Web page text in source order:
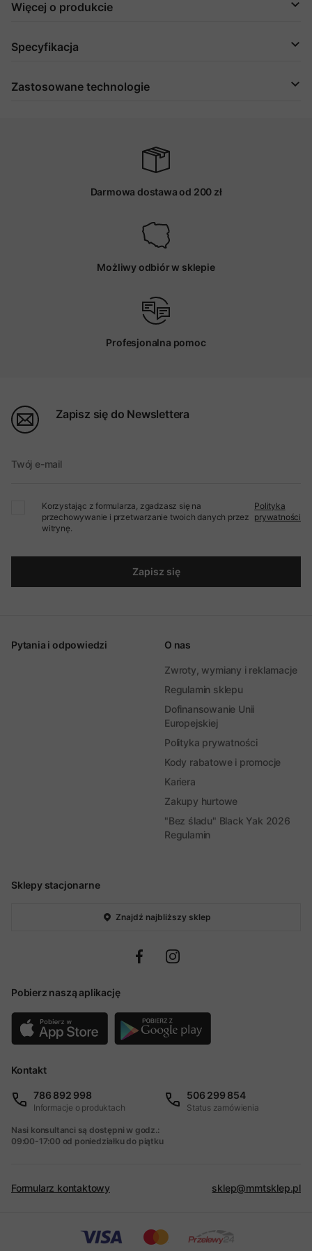
Więcej o produkcie
Specyfikacja
Zastosowane technologie
Darmowa dostawa od 200 zł
Możliwy odbiór w sklepie
Profesjonalna pomoc
Zapisz się do Newslettera
Twój e-mail
Korzystając z formularza, zgadzasz się na
przechowywanie i przetwarzanie twoich danych przez
witrynę.
Polityka
prywatności
Zapisz się
Sklepy stacjonarne
Znajdź najbliższy sklep
Pobierz naszą aplikację
Pytania i odpowiedzi O nas
Zwroty, wymiany i reklamacje
Regulamin sklepu
Dofinansowanie Unii
Europejskiej
Polityka prywatności
Kody rabatowe i promocje
Kariera
Zakupy hurtowe
"Bez śladu" Black Yak 2026
Regulamin
Kontakt
786 892 998
Informacje o produktach
506 299 854
Status zamówienia
Nasi konsultanci są dostępni w godz.:
09:00-17:00 od poniedziałku do piątku
Formularz kontaktowy sklep@mmtsklep.pl